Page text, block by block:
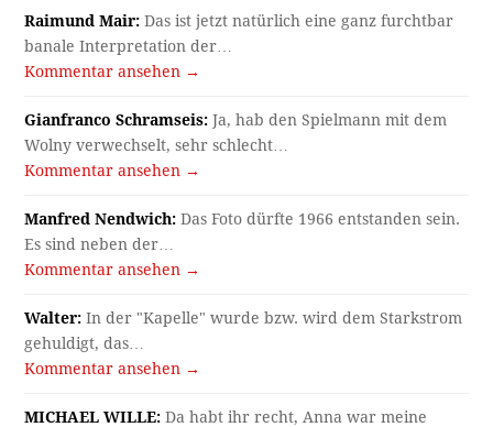
Raimund Mair: Das ist jetzt natürlich eine ganz furchtbar
banale Interpretation der…
Kommentar ansehen →
Gianfranco Schramseis: Ja, hab den Spielmann mit dem
Wolny verwechselt, sehr schlecht…
Kommentar ansehen →
Manfred Nendwich: Das Foto dürfte 1966 entstanden sein.
Es sind neben der…
Kommentar ansehen →
Walter: In der "Kapelle" wurde bzw. wird dem Starkstrom
gehuldigt, das…
Kommentar ansehen →
MICHAEL WILLE: Da habt ihr recht, Anna war meine